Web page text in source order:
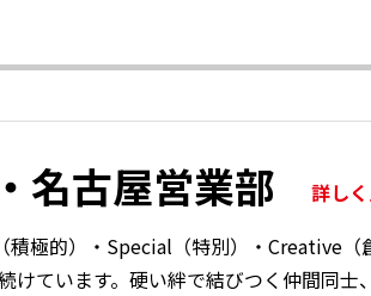
名古屋営業部
積極的）・Special（特別）・Creative
けています。硬い絆で結びつく仲間同士